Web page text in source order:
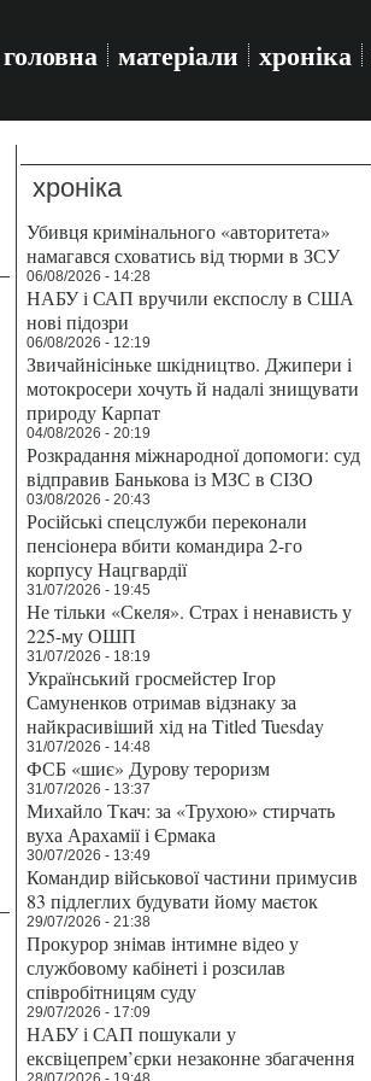
головна матеріали хроніка
хроніка
Убивця кримінального «авторитета»
намагався сховатись від тюрми в ЗСУ
06/08/2026 - 14:28
НАБУ і САП вручили експослу в США
нові підозри
06/08/2026 - 12:19
Звичайнісіньке шкідництво. Джипери і
мотокросери хочуть й надалі знищувати
природу Карпат
04/08/2026 - 20:19
Розкрадання міжнародної допомоги: суд
відправив Банькова із МЗС в СІЗО
03/08/2026 - 20:43
Російські спецслужби переконали
пенсіонера вбити командира 2-го
корпусу Нацгвардії
31/07/2026 - 19:45
Не тільки «Скеля». Страх і ненависть у
225-му ОШП
31/07/2026 - 18:19
Український гросмейстер Ігор
Самуненков отримав відзнаку за
найкрасивіший хід на Titled Tuesday
31/07/2026 - 14:48
ФСБ «шиє» Дурову тероризм
31/07/2026 - 13:37
Михайло Ткач: за «Трухою» стирчать
вуха Арахамії і Єрмака
30/07/2026 - 13:49
Командир військової частини примусив
83 підлеглих будувати йому маєток
29/07/2026 - 21:38
Прокурор знімав інтимне відео у
службовому кабінеті і розсилав
співробітницям суду
29/07/2026 - 17:09
НАБУ і САП пошукали у
ексвіцепрем’єрки незаконне збагачення